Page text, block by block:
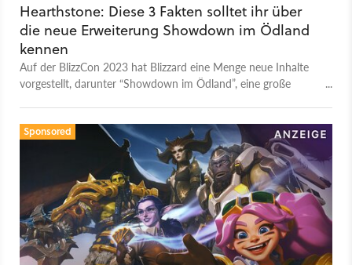
Hearthstone: Diese 3 Fakten solltet ihr über
die neue Erweiterung Showdown im Ödland
kennen
Auf der BlizzCon 2023 hat Blizzard eine Menge neue Inhalte
vorgestellt, darunter “Showdown im Ödland”, eine große
Sponsored